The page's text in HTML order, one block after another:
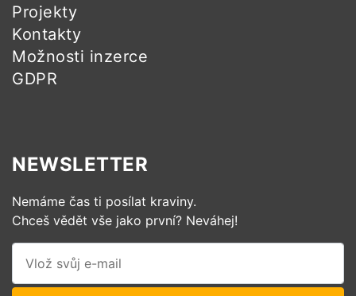
Projekty
Kontakty
Možnosti inzerce
GDPR
NEWSLETTER
Nemáme čas ti posílat kraviny.
Chceš vědět vše jako první? Neváhej!